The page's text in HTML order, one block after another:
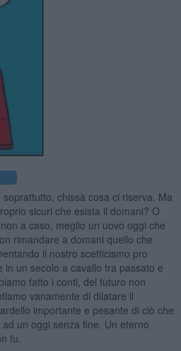
soprattutto, chissà cosa ci riserva. Ma
sicuri che esista il domani? O
a caso, meglio un uovo oggi che
rimandare a domani quello che
il nostro scetticismo pro
in un secolo a cavallo tra passato e
fatto i conti, del futuro non
vanamente di dilatare il
importante e pesante di ciò che
un oggi senza fine. Un eterno
fu.